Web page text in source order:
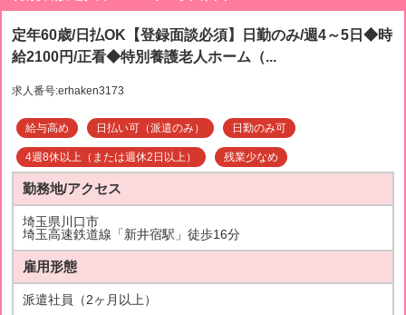
定年60歳/日払OK【登録面談必須】日勤のみ/週4～5日◆時
給2100円/正看◆特別養護老人ホーム（...
求人番号:erhaken3173
給与高め 日払い可（派遣のみ） 日勤のみ可
4週8休以上（または週休2日以上） 残業少なめ
勤務地/アクセス
埼玉県川口市
埼玉高速鉄道線「新井宿駅」徒歩16分
雇用形態
派遣社員（2ヶ月以上）